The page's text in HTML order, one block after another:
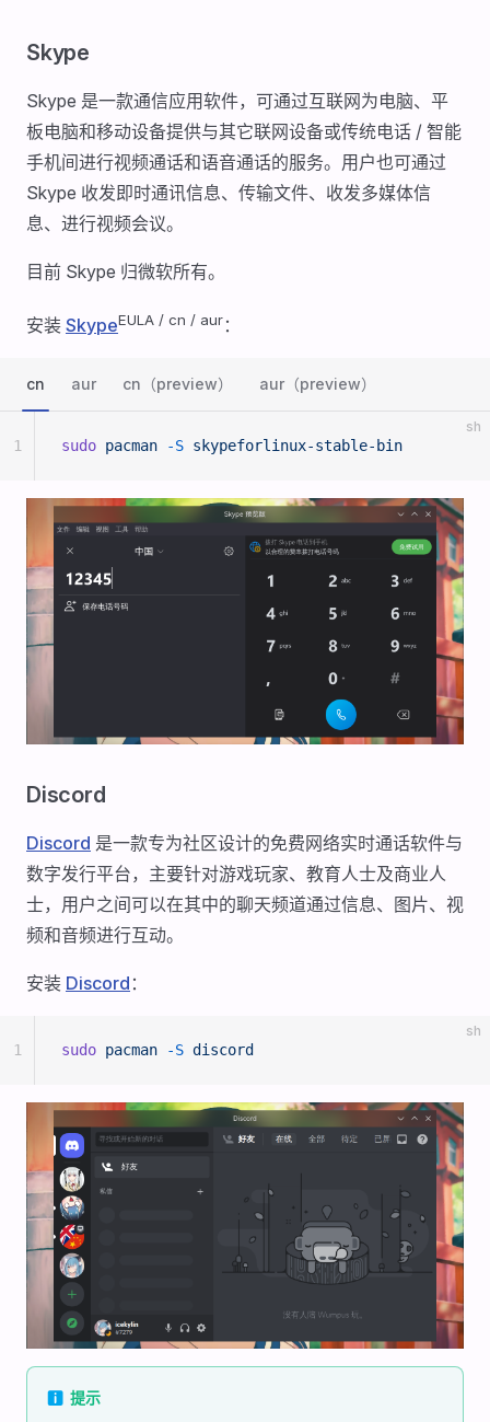
Skype
Skype 是一款通信应用软件，可通过互联网为电脑、平
板电脑和移动设备提供与其它联网设备或传统电话 / 智能
手机间进行视频通话和语音通话的服务。用户也可通过
Skype 收发即时通讯信息、传输文件、收发多媒体信
息、进行视频会议。
目前 Skype 归微软所有。
安装 SkypeEULA / cn / aur：
cn aur cn（preview） aur（preview）
sh
sudo pacman -S skypeforlinux-stable-bin
1
Discord
Discord 是一款专为社区设计的免费网络实时通话软件与
数字发行平台，主要针对游戏玩家、教育人士及商业人
士，用户之间可以在其中的聊天频道通过信息、图片、视
频和音频进行互动。
安装 Discord ：
sh
sudo pacman -S discord
1
ℹ️ 提示